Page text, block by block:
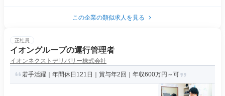
この企業の類似求人を見る
正社員
イオングループの運行管理者
イオンネクストデリバリー株式会社
若手活躍｜年間休日121日｜賞与年2回｜年収600万円～可